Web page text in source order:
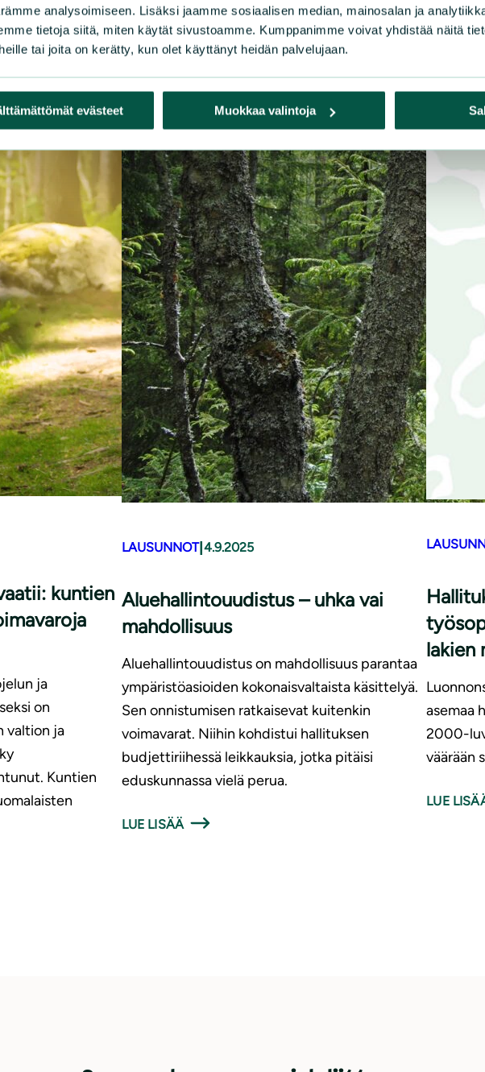
analysoimiseen. Lisäksi jaamme sosiaalisen median, mainosalan ja
tietoja siitä, miten käytät sivustoamme. Kumppanimme voivat yhdistää näitä
tai joita on kerätty, kun olet käyttänyt heidän palvelujaan.
evästeet Muokkaa valintoja
kuntien
ja
on
valtion ja
Kuntien
LAUSUNNOT| 4.9.2025
Aluehallintouudistus – uhka vai
mahdollisuus
Aluehallintouudistus on mahdollisuus parantaa
ympäristöasioiden kokonaisvaltaista käsittelyä.
Sen onnistumisen ratkaisevat kuitenkin
voimavarat. Niihin kohdistui hallituksen
budjettiriihessä leikkauksia, jotka pitäisi
eduskunnassa vielä perua.
LUE LISÄÄ
lakien
asemaa
2000-
väärään
LUE